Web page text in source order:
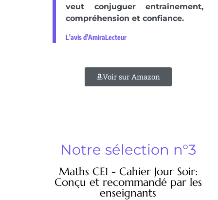
veut conjuguer entraînement,
compréhension et confiance.
L'avis d'AmiraLecteur
Voir sur Amazon
Notre sélection n°3
Maths CE1 - Cahier Jour Soir:
Conçu et recommandé par les
enseignants